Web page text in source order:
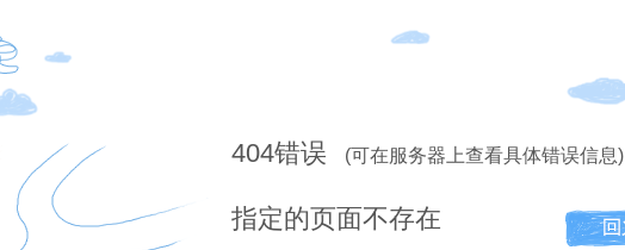
404错误 (可在服务器上查看具体错误信息)
指定的页面不存在